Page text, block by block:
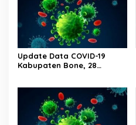
Update Data COVID-19
Kabupaten Bone, 28